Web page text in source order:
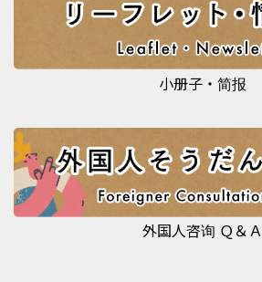
小册子・简报
外国人咨询 Ｑ＆Ａ